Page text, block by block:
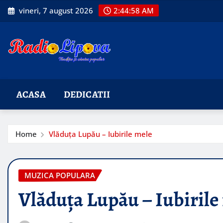
Skip
to
vineri, 7 august 2026 2:44:59 AM
ACASA DEDICATII
Home Vlăduța Lupău – Iubirile mele
MUZICA POPULARA
Vlăduța Lupău – Iubirile